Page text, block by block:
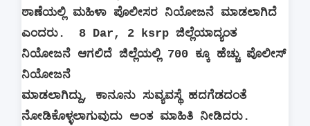
ಠಾಣೆಯಲ್ಲಿ ಮಹಿಳಾ ಪೊಲೀಸರ ನಿಯೋಜನೆ ಮಾಡಲಾಗಿದೆ
ಎಂದರು. 8 Dar, 2 ksrp ಜಿಲ್ಲೆಯಾದ್ಯಂತ
ನಿಯೋಜನೆ ಆಗಲಿದೆ ಜಿಲ್ಲೆಯಲ್ಲಿ 700 ಕ್ಕೂ ಹೆಚ್ಚು ಪೊಲೀಸ್
ನಿಯೋಜನೆ
ಮಾಡಲಾಗಿದ್ದು, ಕಾನೂನು ಸುವ್ಯವಸ್ಥೆ ಹದಗೆಡದಂತೆ
ನೋಡಿಕೊಳ್ಳಲಾಗುವುದು ಅಂತ ಮಾಹಿತಿ ನೀಡಿದರು.